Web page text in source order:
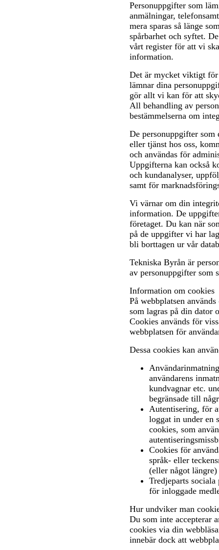
Personuppgifter som
anmälningar,
mera sparas så länge
spårbarhet och syftet.
vårt register för att vi
information.
Det är mycket viktigt
lämnar dina
gör allt vi kan för att
All behandling av
bestämmelserna om
De personuppgifter som
eller tjänst hos oss,
och användas för
Uppgifterna kan också
och kundanalyser,
samt för
Vi värnar om din
information. De
företaget. Du kan när
på de uppgifter vi har
bli borttagen ur vår
Tekniska Byrån är
av personuppgifter som
Information om cookies
På webbplatsen
som lagras på din dator
Cookies används för
webbplatsen för
Dessa cookies kan
användarens
kundvagnar etc.
begränsade till
Autentisering, för
loggat in under en
cookies, som
Cookies för
språk- eller
(eller något längre)
Tredjeparts
för inloggade
Hur undviker man
Du som inte accepterar
cookies via din
innebär dock att